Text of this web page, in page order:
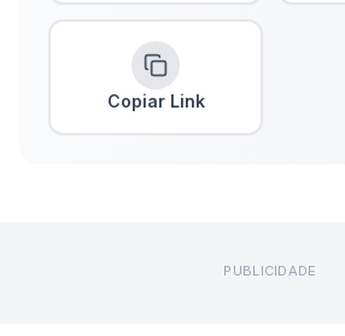
Copiar Link
PUBLICIDADE